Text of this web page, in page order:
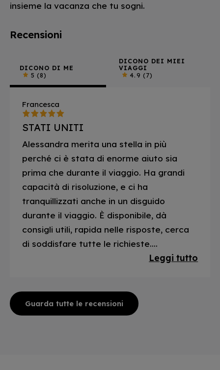
insieme la vacanza che tu sogni.
Recensioni
DICONO DI ME
5 (8)
DICONO DEI MIEI
VIAGGI
4.9 (7)
Francesca
STATI UNITI
Alessandra merita una stella in più
perché ci è stata di enorme aiuto sia
prima che durante il viaggio. Ha grandi
capacità di risoluzione, e ci ha
tranquillizzati anche in un disguido
durante il viaggio. È disponibile, dà
consigli utili, rapida nelle risposte, cerca
di soddisfare tutte le richieste....
Leggi tutto
Guarda tutte le recensioni